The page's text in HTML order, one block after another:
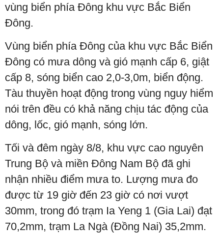
vùng biển phía Đông khu vực Bắc Biển
Đông.
Vùng biển phía Đông của khu vực Bắc Biển
Đông có mưa dông và gió mạnh cấp 6, giật
cấp 8, sóng biển cao 2,0-3,0m, biển động.
Tàu thuyền hoạt động trong vùng nguy hiểm
nói trên đều có khả năng chịu tác động của
dông, lốc, gió mạnh, sóng lớn.
Tối và đêm ngày 8/8, khu vực cao nguyên
Trung Bộ và miền Đông Nam Bộ đã ghi
nhận nhiều điểm mưa to. Lượng mưa đo
được từ 19 giờ đến 23 giờ có nơi vượt
30mm, trong đó trạm Ia Yeng 1 (Gia Lai) đạt
70,2mm, trạm La Ngà (Đồng Nai) 35,2mm.